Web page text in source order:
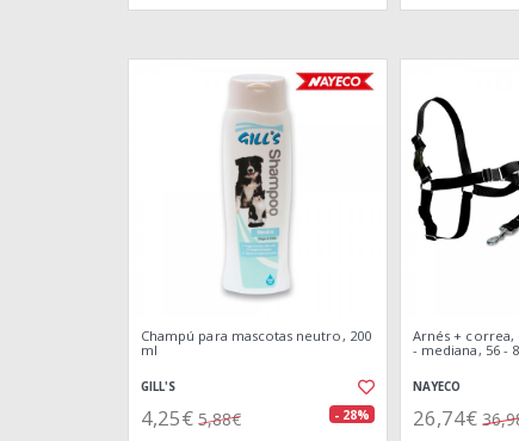
Champú para mascotas neutro, 200
ml
GILL'S
4,25€ 5,88€ - 28%
Arnés + correa,
- mediana, 56 -
NAYECO
26,74€